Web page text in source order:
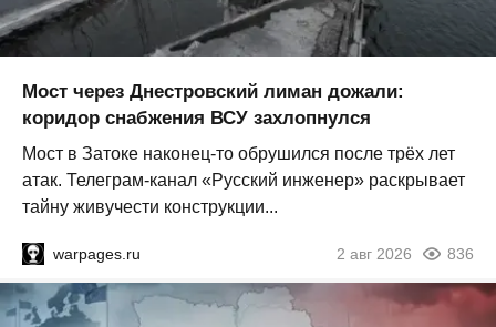
Мост через Днестровский лиман дожали:
коридор снабжения ВСУ захлопнулся
Мост в Затоке наконец-то обрушился после трёх лет
атак. Телеграм-канал «Русский инженер» раскрывает
тайну живучести конструкции...
warpages.ru 2 авг 2026 836